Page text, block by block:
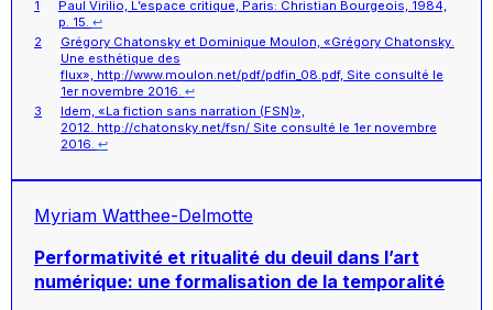
1
Paul Virilio, L’espace critique, Paris: Christian Bourgeois, 1984,
p. 15. ↩︎
2
Grégory Chatonsky et Dominique Moulon, «Grégory Chatonsky.
Une esthétique des
flux», http://www.moulon.net/pdf/pdfin_08.pdf, Site consulté le
1er novembre 2016. ↩︎
3
Idem, «La fiction sans narration (FSN)»,
2012. http://chatonsky.net/fsn/ Site consulté le 1er novembre
2016. ↩︎
Myriam Watthee-Delmotte
Performativité et ritualité du deuil dans l’art
numérique: une formalisation de la temporalité